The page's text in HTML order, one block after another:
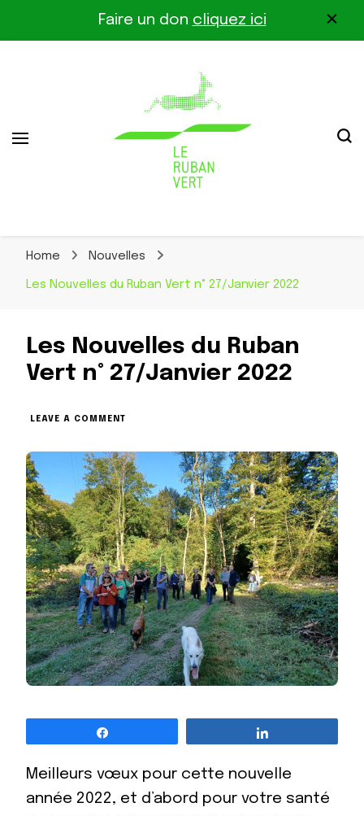
Faire un don cliquez ici
Le Ruban Vert
Home Nouvelles
Les Nouvelles du Ruban Vert n° 27/Janvier 2022
Les Nouvelles du Ruban
Vert n° 27/Janvier 2022
LEAVE A COMMENT
DU
RUBAN
VERT
N°
27/JANVIER
2022
Meilleurs vœux pour cette nouvelle
année 2022, et d’abord pour votre santé